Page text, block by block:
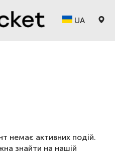
UA
немає активних подій.
знайти на нашій